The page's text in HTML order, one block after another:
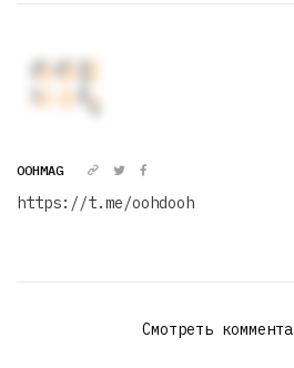
OOHMAG
https://t.me/oohdooh
Смотреть